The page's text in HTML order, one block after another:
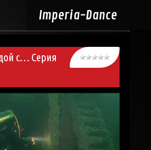
Imperia-Dance
с… Серия